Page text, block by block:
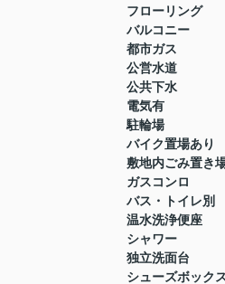
フローリング
バルコニー
都市ガス
公営水道
公共下水
電気有
駐輪場
バイク置場あり
敷地内ごみ置き
ガスコンロ
バス・トイレ別
温水洗浄便座
シャワー
独立洗面台
シューズボック